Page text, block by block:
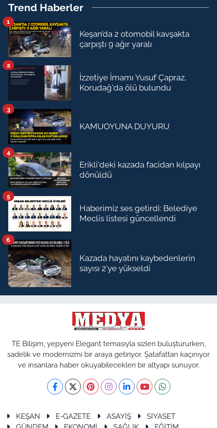
Trend Haberler
Keşan’da 2 otomobil kavşakta
çarpıştı 9 ağır yaralı
1
İzzetiye İmamı Yusuf Çapraz,
Korudağ'da ölü bulundu
2
KAMUOYUNA DUYURU
3
Erikli'deki kazada facidan kılpayı
dönüldü
4
Haberimiz ses getirdi: Belediye
Meclis listesi güncellendi
5
Kazada hayatını kaybedenlerin
sayısı 2'ye yükseldi
6
TE Bilişim, yepyeni Elegant temasıyla sizleri buluştururken,
sadelik ve modernizmi bir araya getiriyor. Şatafattan kaçınıyor
ve insanlara haber okuyabilecekleri bir altyapı sunuyor.
KEŞAN E-GAZETE ASAYİŞ
SİYASET